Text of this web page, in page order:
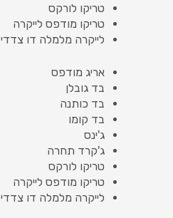
טריקו לורקס
טריקו מודפס לייקרה
לייקרה מלמלה דו צדדי
אריג מודפס
בד גובלן
בד כותנה
בד קומו
ג'ינס
ג'קרד תחרה
טריקו לורקס
טריקו מודפס לייקרה
לייקרה מלמלה דו צדדי